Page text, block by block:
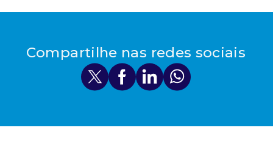
Compartilhe nas redes sociais